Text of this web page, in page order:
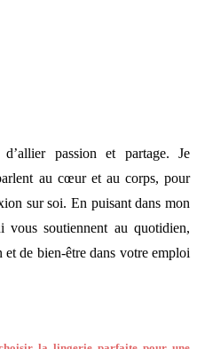
passion et partage. Je
au cœur et au corps, pour
sur soi. En puisant dans mon
vous soutiennent au quotidien,
de bien-être dans votre emploi